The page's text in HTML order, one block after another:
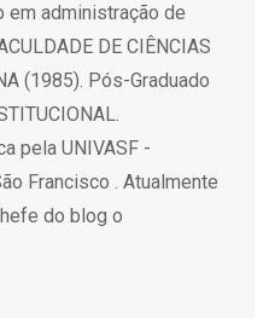
em administração de
DE CIÊNCIAS
(1985). Pós-Graduado
pela UNIVASF -
Francisco . Atualmente
do blog o